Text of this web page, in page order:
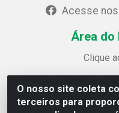
O nosso site coleta
terceiros para
Acesse
Área do
Clique
Rua José Alves